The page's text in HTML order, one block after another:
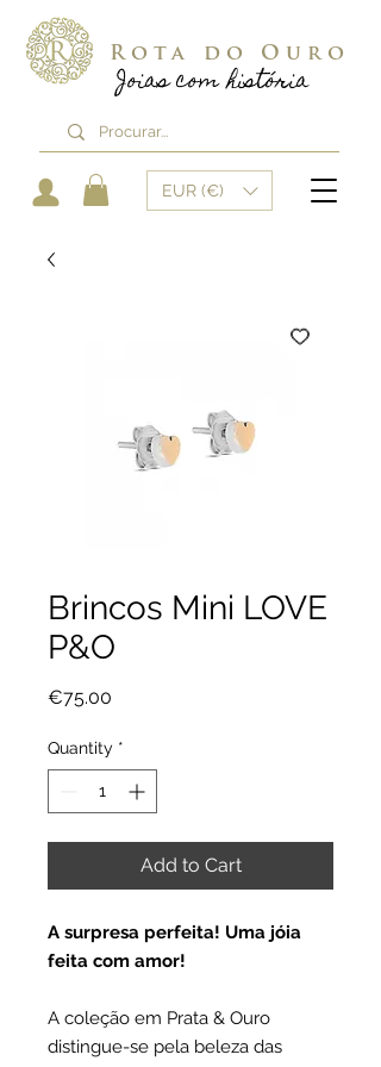
Joias com história
Rota do Ouro
EUR (€)
Brincos Mini LOVE
P&O
€75.00
Quantity *
Add to Cart
A surpresa perfeita! Uma jóia
feita com amor!
A coleção em Prata & Ouro
distingue-se pela beleza das